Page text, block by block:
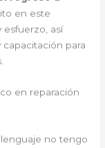
en este
así
para
en reparación
no tengo